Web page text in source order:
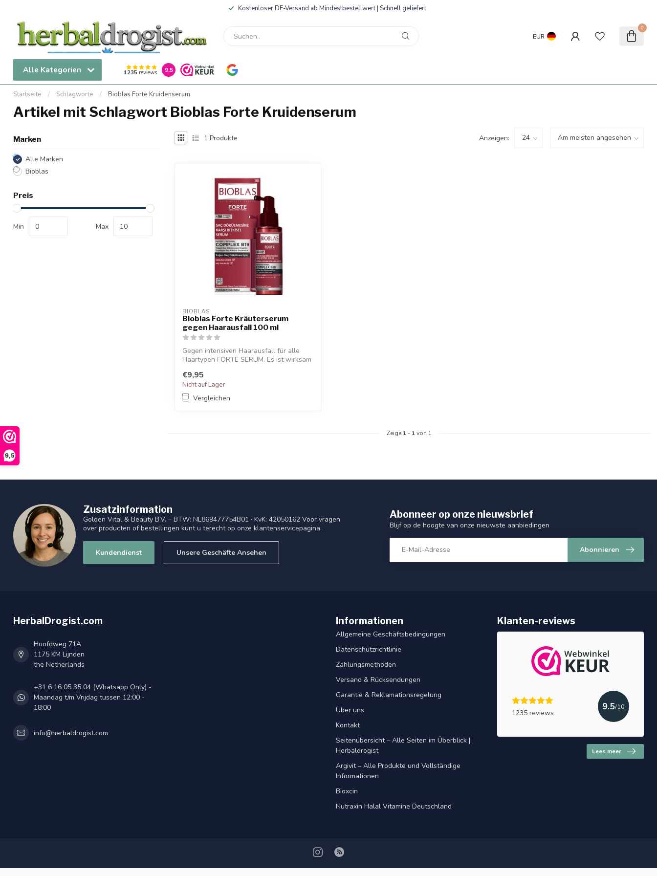
9,5
Kostenloser DE-Versand ab Mindestbestellwert | Schnell geliefert
EUR
0
Alle Kategorien 1235 reviews 9.5
Startseite / Schlagworte / Bioblas Forte Kruidenserum
Artikel mit Schlagwort Bioblas Forte Kruidenserum
Marken
Alle Marken
Bioblas
Preis
Min Max
1 Produkte Anzeigen:
BIOBLAS
Bioblas Forte Kräuterserum
gegen Haarausfall 100 ml
Gegen intensiven Haarausfall für alle
Haartypen FORTE SERUM. Es ist wirksam
€9,95
Nicht auf Lager
Vergleichen
Zeige 1 - 1von 1
Zusatzinformation
Golden Vital & Beauty B.V. – BTW: NL869477754B01 · KvK: 42050162 Voor vragen
over producten of bestellingen kunt u terecht op onze klantenservicepagina.
Kundendienst Unsere Geschäfte Ansehen
Abonneer op onze nieuwsbrief
Blijf op de hoogte van onze nieuwste aanbiedingen
Abonnieren
HerbalDrogist.com
Hoofdweg 71A
1175 KM Lijnden
the Netherlands
+31 6 16 05 35 04 (Whatsapp Only) -
Maandag t/m Vrijdag tussen 12:00 -
18:00
info@herbaldrogist.com
Informationen
Allgemeine Geschäftsbedingungen
Datenschutzrichtlinie
Zahlungsmethoden
Versand & Rücksendungen
Garantie & Reklamationsregelung
Über uns
Kontakt
Seitenübersicht – Alle Seiten im Überblick |
Herbaldrogist
Argivit – Alle Produkte und Vollständige
Informationen
Bioxcin
Nutraxin Halal Vitamine Deutschland
Klanten-reviews
1235 reviews
9.5/10
Lees meer